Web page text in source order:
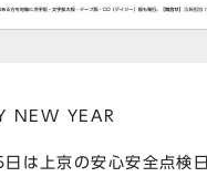
NEW YEAR
は上京の安心安全点検日